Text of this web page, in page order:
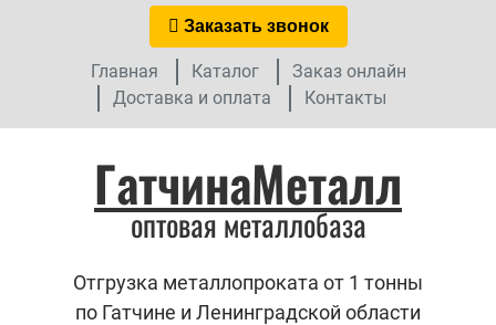
Заказать звонок
Главная Каталог
Заказ онлайн
Доставка и оплата
Контакты
ГатчинаМеталл
оптовая металлобаза
Отгрузка металлопроката от 1 тонны
по Гатчине и Ленинградской области